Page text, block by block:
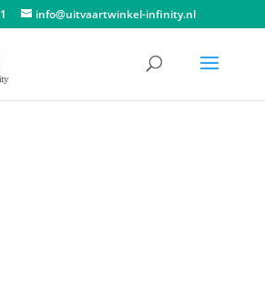
info@uitvaartwinkel-infinity.nl
huisdier